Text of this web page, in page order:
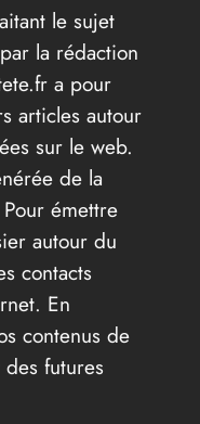
le sujet
la rédaction
a pour
articles autour
sur le web.
de la
émettre
autour du
contacts
En
contenus de
futures